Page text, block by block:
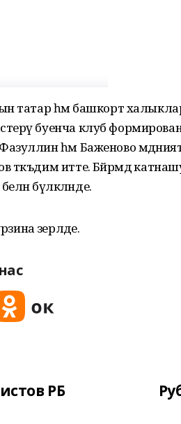
татар һәм башкорт
буенча клуб
Фазуллин һәм Баженово
тәкъдим итте. Бәйрәмдә
бүләкләнде.
әзерләде.
РБ